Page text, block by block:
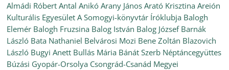
Almádi Róbert Antal Anikó Arany János Arató Krisztina Areión
Kulturális Egyesület A Somogyi-könyvtár Íróklubja Balogh
Elemér Balogh Fruzsina Balog István Balog József Barnák
László Bata Nathaniel Belvárosi Mozi Bene Zoltán Blazovich
László Bugyi Anett Bullás Mária Bánát Szerb Néptáncegyüttes
Búzási Gyopár-Orsolya Csongrád-Csanád Megyei